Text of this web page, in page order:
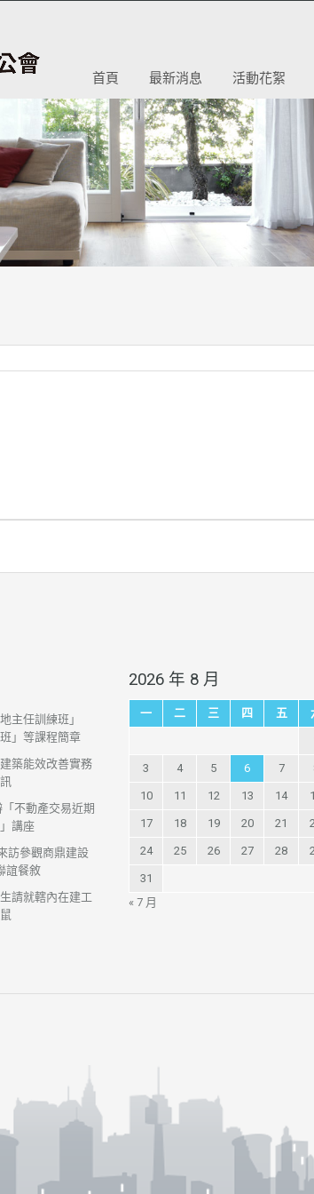
首頁 最新消息 活動花絮
主任訓練班」
」等課程簡章
築能效改善實務
不動產交易近期
講座
訪參觀商鼎建設
誼餐敘
請就轄內在建工
2026 年 8 月
一 二 三 四 五
3 4 5 6 7
10 11 12 13 14
17 18 19 20 21
24 25 26 27 28
31
« 7 月